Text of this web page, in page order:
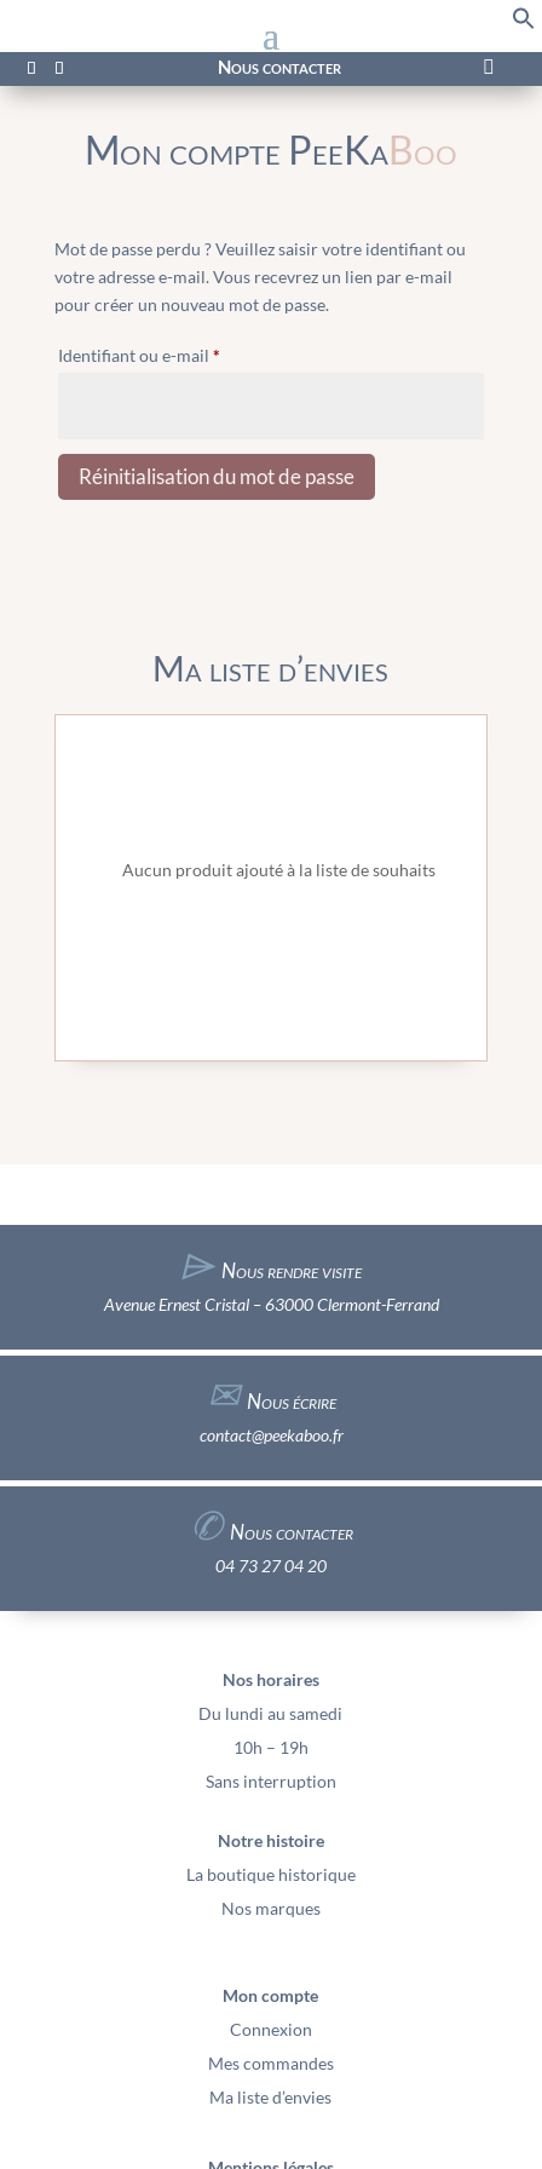
Nous contacter 
Mon compte PeeKaBoo
Mot de passe perdu ? Veuillez saisir votre identifiant ou
votre adresse e-mail. Vous recevrez un lien par e-mail
pour créer un nouveau mot de passe.
Identifiant ou e-mail *Obligatoire
Réinitialisation du mot de passe
Ma liste d’envies
Aucun produit ajouté à la liste de souhaits
⌲ Nous rendre visite
Avenue Ernest Cristal – 63000 Clermont-Ferrand
✉︎Nous écrire
contact@peekaboo.fr
✆ Nous contacter
04 73 27 04 20
Nos horaires
Du lundi au samedi
10h – 19h
Sans interruption
Notre histoire
La boutique historique
Nos marques
Mon compte
Connexion
Mes commandes
Ma liste d’envies